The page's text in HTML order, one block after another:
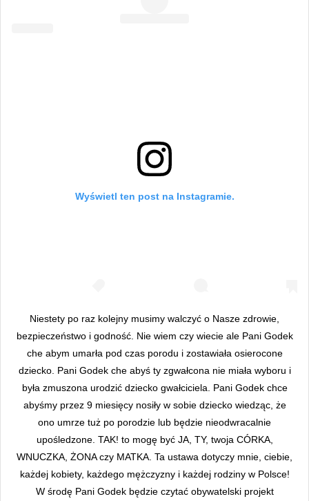
Wyświetl ten post na Instagramie.
Niestety po raz kolejny musimy walczyć o Nasze zdrowie,
bezpieczeństwo i godność. Nie wiem czy wiecie ale Pani Godek
che abym umarła pod czas porodu i zostawiała osierocone
dziecko. Pani Godek che abyś ty zgwałcona nie miała wyboru i
była zmuszona urodzić dziecko gwałciciela. Pani Godek chce
abyśmy przez 9 miesięcy nosiły w sobie dziecko wiedząc, że
ono umrze tuż po porodzie lub będzie nieodwracalnie
upośledzone. TAK! to mogę być JA, TY, twoja CÓRKA,
WNUCZKA, ŻONA czy MATKA. Ta ustawa dotyczy mnie, ciebie,
każdej kobiety, każdego mężczyzny i każdej rodziny w Polsce!
W środę Pani Godek będzie czytać obywatelski projekt